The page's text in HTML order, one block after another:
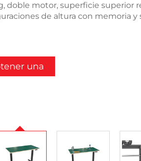
doble motor, superficie superior
de altura con memoria y
una